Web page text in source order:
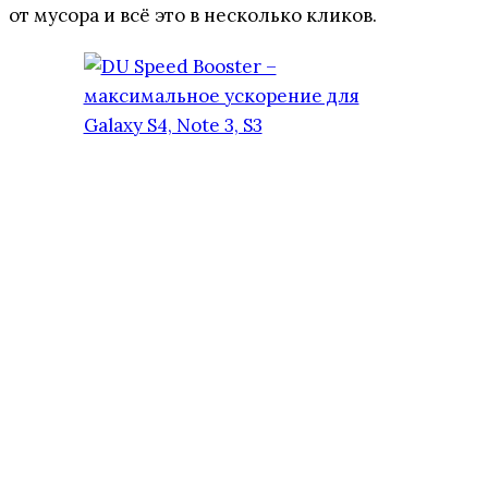
от мусора и всё это в несколько кликов.